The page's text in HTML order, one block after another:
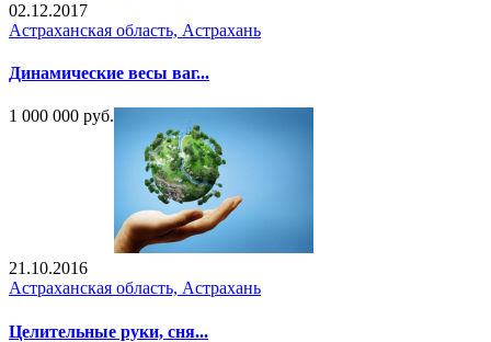
02.12.2017
Астраханская область, Астрахань
Динамические весы ваг...
1 000 000 руб.
21.10.2016
Астраханская область, Астрахань
Целительные руки, сня...